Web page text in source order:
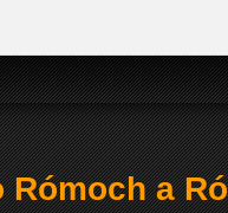
Rómoch a